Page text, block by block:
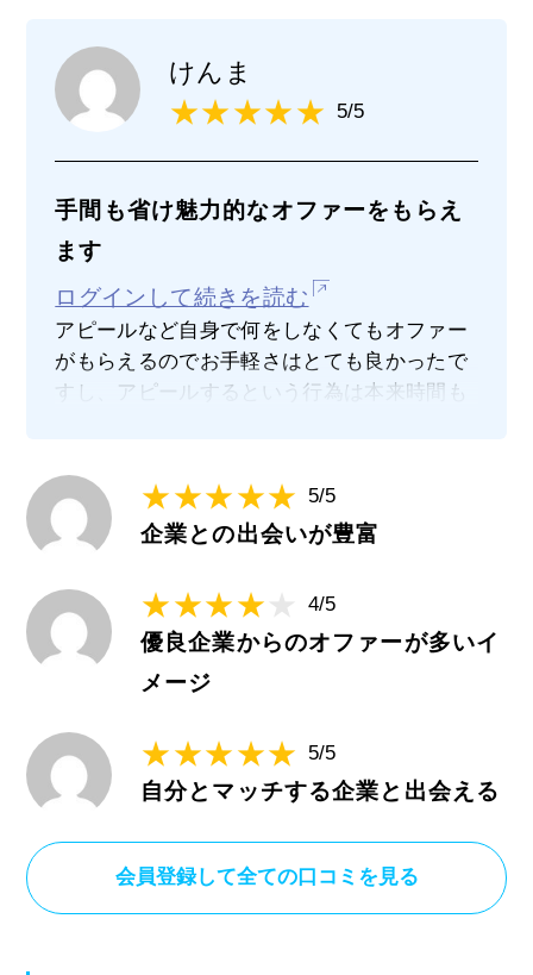
けんま
5/5
手間も省け魅力的なオファーをもらえ
ます
ログインして続きを読む
アピールなど自身で何をしなくてもオファー
がもらえるのでお手軽さはとても良かったで
すし、アピールするという行為は本来時間も
けば必ず内定がもらえる訳ではないですが、
チャンスは広がりやすくて良かったと思いま
す。
5/5
企業との出会いが豊富
4/5
優良企業からのオファーが多いイ
メージ
5/5
自分とマッチする企業と出会える
会員登録して全ての口コミを見る